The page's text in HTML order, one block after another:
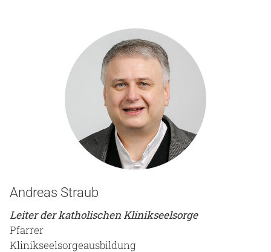
Andreas Straub
Leiter der katholischen Klinikseelsorge
Pfarrer
Klinikseelsorgeausbildung